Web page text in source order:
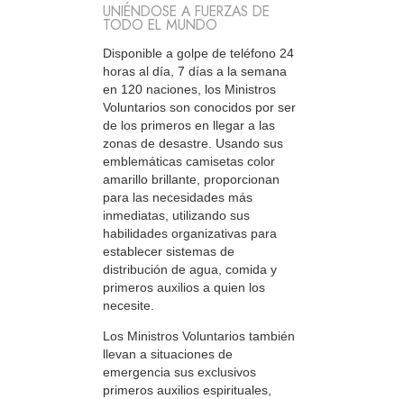
UNIÉNDOSE A FUERZAS DE
TODO EL MUNDO
Disponible a golpe de teléfono 24
horas al día, 7 días a la semana
en 120 naciones, los Ministros
Voluntarios son conocidos por ser
de los primeros en llegar a las
zonas de desastre. Usando sus
emblemáticas camisetas color
amarillo brillante, proporcionan
para las necesidades más
inmediatas, utilizando sus
habilidades organizativas para
establecer sistemas de
distribución de agua, comida y
primeros auxilios a quien los
necesite.
Los Ministros Voluntarios también
llevan a situaciones de
emergencia sus exclusivos
primeros auxilios espirituales,